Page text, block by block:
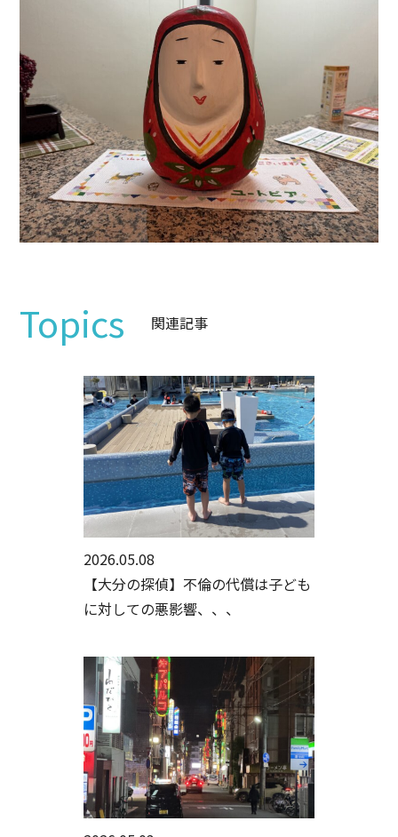
Topics 関連記事
2026.05.08
【大分の探偵】不倫の代償は子ども
に対しての悪影響、、、